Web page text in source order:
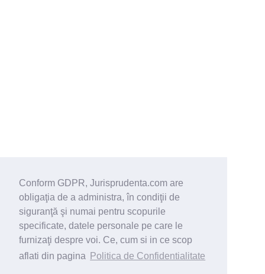
Conform GDPR, Jurisprudenta.com are
obligaţia de a administra, în condiţii de
siguranţă şi numai pentru scopurile
specificate, datele personale pe care le
furnizaţi despre voi. Ce, cum si in ce scop
aflati din pagina
Politica de Confidentialitate